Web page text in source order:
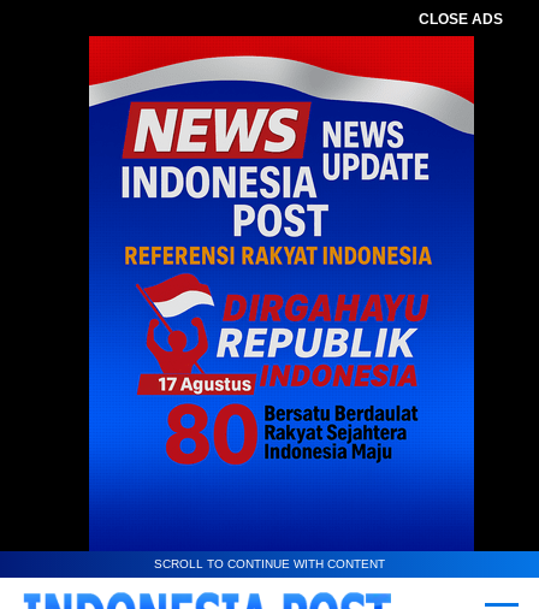
CLOSE ADS
SCROLL TO CONTINUE WITH CONTENT